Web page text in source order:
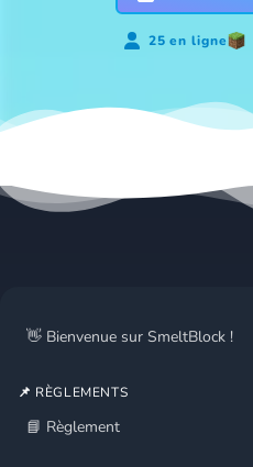
25 en ligne
👋 Bienvenue sur SmeltBlock !
📌 RÈGLEMENTS
📘 Règlement